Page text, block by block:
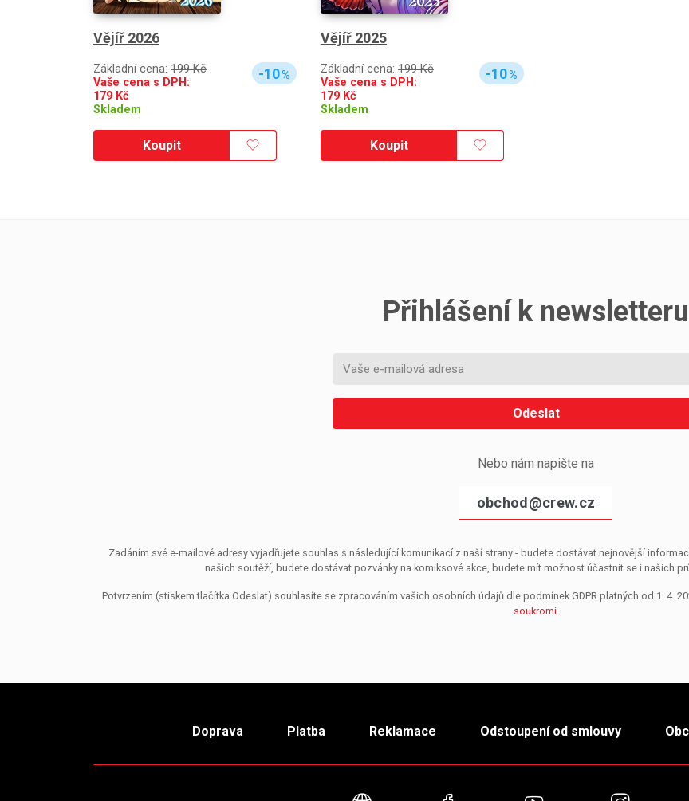
Vějíř 2026
Základní cena: 199 Kč
Vaše cena s DPH:
179 Kč
Skladem
-10%
Koupit
Vějíř 2025
Základní cena: 199 Kč
Vaše cena s DPH:
179 Kč
Skladem
-10%
Koupit
Přihlášení k newsletteru
Odeslat
Nebo nám napište na
obchod@crew.cz
Zadáním své e-mailové adresy vyjadřujete souhlas s následující komunikací z naší strany - budete dostávat nejnovější
našich soutěží, budete dostávat pozvánky na komiksové akce, budete mít možnost účastnit se i našich
Potvrzením (stiskem tlačítka Odeslat) souhlasíte se zpracováním vašich osobních údajů dle podmínek GDPR platných od 1. 4.
soukromi.
Doprava Platba Reklamace Odstoupení od smlouvy